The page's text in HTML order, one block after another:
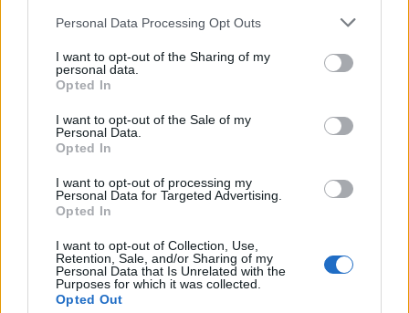
Personal Data Processing Opt Outs
I want to opt-out of the Sharing of my
personal data.
Opted In
I want to opt-out of the Sale of my
Personal Data.
Opted In
I want to opt-out of processing my
Personal Data for Targeted Advertising.
Opted In
I want to opt-out of Collection, Use,
Retention, Sale, and/or Sharing of my
Personal Data that Is Unrelated with the
Purposes for which it was collected.
Opted Out
Πού βρίσκεται η πιο ακριβή σουίτα
ξενοδοχείου στον κόσμο
Έχετε αναρωτηθεί ποτέ πώς θα ήταν το εσωτερικό ενός από τα
πιο ακριβά ρετιρέ ξενοδοχείων στο κόσμο στο οποίο, ρεαλιστικά
μιλώντας, γνωρίζετε ότι θα ήταν αρκετά δύσκολο να βρεθείτε; Στο
νησίδα Palm Jumeirah, βρίσκεται μία από τις ακριβότερες και πιο
εντυπωσιακές ξενοδοχειακές σουίτες στον κόσμο.
NEWSROOM/05 Αυγ 2026